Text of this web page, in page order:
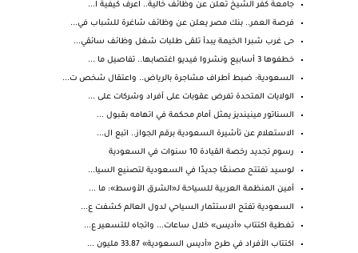
جامعة كفر الشيخ تعلن عن وظائف خالية.. اعرف كيفية ا...
فرصة العمر.. بنك مصر يعلن عن وظائف شاغرة للشباب في...
حى غرب شبرا الخيمة يبدأ تلقى طلبات شغل وظائف سائقي...
خطفوها 3 أسابيع ونشروا فيديو اغتصابها.. تفاصيل ما ...
السعودية: ضبط أطراف مشاجرة بالرياض.. واعتقال شخص ت...
الولايات المتحدة تفرض عقوبات على أفراد وشركات على ...
السناتور مينينديز يمثل أمام محكمة في اتهامه بقبول ...
الاستعلام عن تأشيرة السعودية برقم الجواز.. اتبع ال...
رسوم تجديد رخصة القيادة 10 سنوات في السعودية
لوسيد تفتتح مصنعًا جديدًا في السعودية لتصنيع السيا...
أمين المنظمة العربية للسياحة لـ«الشرق الأوسط»: ما ...
السعودية تفتح الاستثمار السياحي لدول العالم كشفت ع...
تغطية اكتتاب «أديس» خلال ساعات... واتجاه للتسعير ع...
اكتتاب الأفراد في طرح «أديس السعودية» 33.87 مليون ...